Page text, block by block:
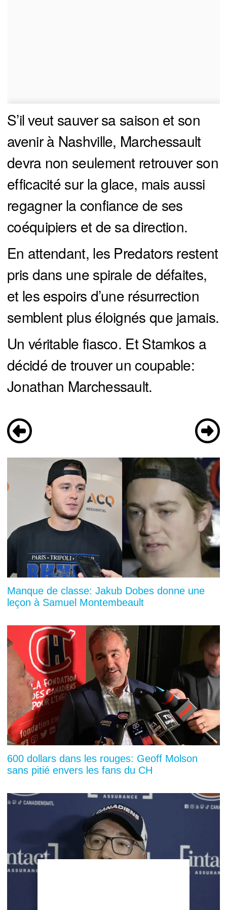
S’il veut sauver sa saison et son
avenir à Nashville, Marchessault
devra non seulement retrouver son
efficacité sur la glace, mais aussi
regagner la confiance de ses
coéquipiers et de sa direction.
En attendant, les Predators restent
pris dans une spirale de défaites,
et les espoirs d’une résurrection
semblent plus éloignés que jamais.
Un véritable fiasco. Et Stamkos a
décidé de trouver un coupable:
Jonathan Marchessault.
Manque de classe: Jakub Dobes donne une
leçon à Samuel Montembeault
600 dollars dans les rouges: Geoff Molson
sans pitié envers les fans du CH